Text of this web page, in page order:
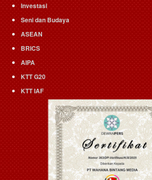
Investasi
Seni dan Budaya
ASEAN
BRICS
AIPA
KTT G20
KTT IAF